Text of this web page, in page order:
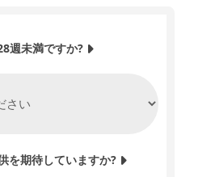
週未満ですか?
を期待していますか?